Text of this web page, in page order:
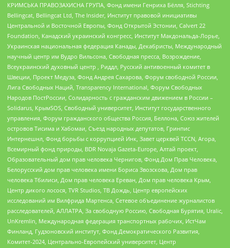
КРИМСЬКА ПРАВОЗАХИСНА ГРУПА, Фонд имени Генриха Бёлля, Stichting
Bellingcat, Bellingcat Ltd, The Insider, Институт правовой инициативы
Центральной и Восточной Европы, Фонд Открытой Эстонии, Calvert 22
Foundation, Канадский украинский конгресс, Институт Макдональда-Лорье,
Украинская национальная федерация Канады, Декабристы, Международный
научный центр им Вудро Вильсона, Свободная пресса, Возрождение,
Всеукраинский духовный центр , Риддл, Русский антивоенный комитет в
Швеции, Проект Медуза, Фонд Андрея Сахарова, Форум свободной России,
Лига Свободных Наций, Transparеncy International, Форум Свободных
Народов ПостРоссии, Солидарность с гражданским движением в России –
Solidarus, КрымSOS, Свободный университет, Институт государственного
управления, Форум гражданского общества Россия, Беллона, Союз жителей
островов Тисима и Хабомаи, Съезд народных депутатов, Гринпис
Интернешнл, Фонд борьбы с коррупцией Инк, Завет церквей TCCN, Агора,
Всемирный фонд природы, BDR Novaja Gazeta-Europe, Алтай проект,
Образовательный дом прав человека Чернигов, Фонд Дом Прав Человека,
Белорусский дом прав человека имени Бориса Звозскова, Дом прав
человека Тбилиси, Дом прав человека Ереван, Дом прав человека Крым,
Центр дикого лосося, TVR Studios, ТВ Дождь, Центр европейских
исследований им Вилфрида Мартенса, Сетевое объединение журналистов
расследователей, АЛЛАТРА, За свободную Россию, Свободная Бурятия, Uralic,
UnKremlin, Международная федерация транспортных рабочих, ИстЧам
Финланд, Гудзоновский институт, Фонд Демократического Развития,
Комитет-2024, Центрально-Европейский университет, Центр